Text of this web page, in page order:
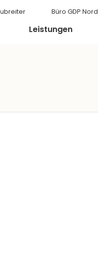
Büro GDP Nord
Leistungen